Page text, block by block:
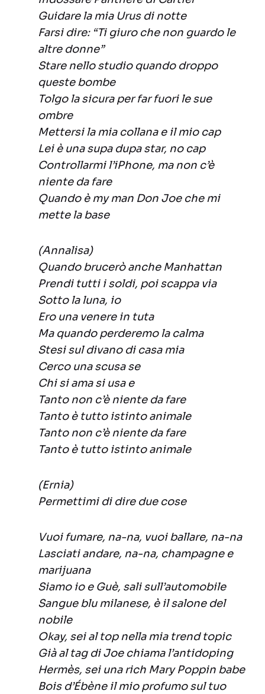
Guidare la mia Urus di notte
Farsi dire: “Ti giuro che non guardo le
altre donne”
Stare nello studio quando droppo
queste bombe
Tolgo la sicura per far fuori le sue
ombre
Mettersi la mia collana e il mio cap
Lei è una supa dupa star, no cap
Controllarmi l’iPhone, ma non c’è
niente da fare
Quando è my man Don Joe che mi
mette la base
(Annalisa)
Quando brucerò anche Manhattan
Prendi tutti i soldi, poi scappa via
Sotto la luna, io
Ero una venere in tuta
Ma quando perderemo la calma
Stesi sul divano di casa mia
Cerco una scusa se
Chi si ama si usa e
Tanto non c’è niente da fare
Tanto è tutto istinto animale
Tanto non c’è niente da fare
Tanto è tutto istinto animale
(Ernia)
Permettimi di dire due cose
Vuoi fumare, na-na, vuoi ballare, na-na
Lasciati andare, na-na, champagne e
marijuana
Siamo io e Guè, sali sull’automobile
Sangue blu milanese, è il salone del
nobile
Okay, sei al top nella mia trend topic
Già al tag di Joe chiama l’antidoping
Hermès, sei una rich Mary Poppin babe
Bois d’Ébène il mio profumo sul tuo